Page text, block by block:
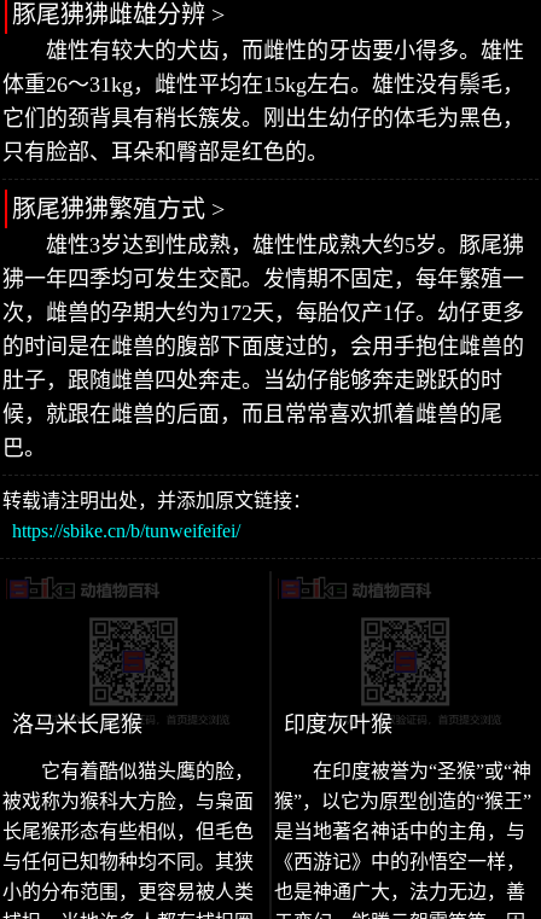
豚尾狒狒雌雄分辨 >
雄性有较大的犬齿，而雌性的牙齿要小得多。雄性
体重26～31kg，雌性平均在15kg左右。雄性没有鬃毛，
它们的颈背具有稍长簇发。刚出生幼仔的体毛为黑色，
只有脸部、耳朵和臀部是红色的。
豚尾狒狒繁殖方式 >
雄性3岁达到性成熟，雄性性成熟大约5岁。豚尾狒
狒一年四季均可发生交配。发情期不固定，每年繁殖一
次，雌兽的孕期大约为172天，每胎仅产1仔。幼仔更多
的时间是在雌兽的腹部下面度过的，会用手抱住雌兽的
肚子，跟随雌兽四处奔走。当幼仔能够奔走跳跃的时
候，就跟在雌兽的后面，而且常常喜欢抓着雌兽的尾
巴。
转载请注明出处，并添加原文链接：
https://sbike.cn/b/tunweifeifei/
洛马米长尾猴
它有着酷似猫头鹰的脸，
被戏称为猴科大方脸，与枭面
长尾猴形态有些相似，但毛色
与任何已知物种均不同。其狭
小的分布范围，更容易被人类
印度灰叶猴
在印度被誉为“圣猴”或“神
猴”，以它为原型创造的“猴王”
是当地著名神话中的主角，与
《西游记》中的孙悟空一样，
也是神通广大，法力无边，善